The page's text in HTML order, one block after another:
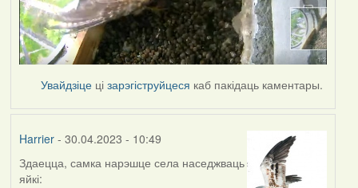
Увайдзіце цізарэгіструйцеся каб пакідаць каментары.
Harrier- 30.04.2023 - 10:49
Здаецца, самка нарэшце села наседжваць
яйкі: